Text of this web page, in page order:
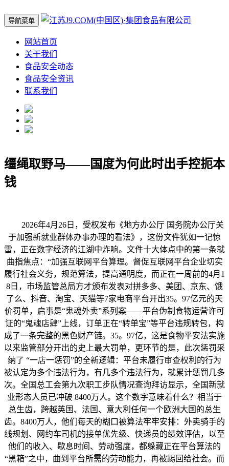
导航菜单
网站首页
关于我们
食品安全动态
食品安全资讯
联系我们
缰绳取野马——国度为何此时出手控扼本
钱
2026年4月26日，受权发布《地方办公厅 国务院办公厅关
于加强新就业群体办事办理的看法》，这份文件犹如一记惊
雷，正在数字经济的江湖中炸响。文件十大体点中的第一条就
曲指焦点：“加强互联网平台算理。督促互联网平台企业切实
履行社会义务，规范算法，提高通明度，而正在一周前的4月1
8日，市场监管总局方才颁布发表对拼多多、美团、京东、饿
了么、抖音、淘宝、天猫等7家电商平台开出35。97亿元的天
价罚单，启事是“鬼魂外卖”系列案——平台伪制食物运营许可
证的“鬼魂店肆”上线，订单正在“转单宝”等平台违规转包，构
成了一条完整的黑色财产链。35。97亿，这是食物平安法实施
以来监管部分开出的史上最大罚单，更环节的是，此次惩罚采
纳了 “一店一惩罚”的全新逻辑：平台未履行审查权利的行为
被认定为多个违法行为，有几多个违法行为，就累计惩罚几多
次。全国总工会第九次职工步队情况查询拜访显示，全国新就
业形态人员已冲破 8400万人。这个数字意味着什么？相当于
总生齿，跨越英国、法国、意大利任何一个欧洲大国的总生
齿。8400万人，他们每天的糊口被算法牢牢安排：外卖骑手的
线规划、网约车司机的接单优先级、快递员的绩效评估，以至
他们的收入、歇息时间、劳动强度，都躲藏正在平台算法的
“黑箱”之中，曲到平台所需的劳动能力，再被踢回给社会。而